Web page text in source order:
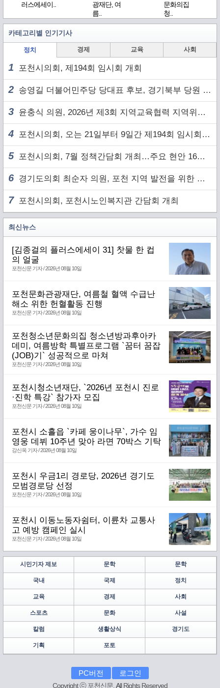
러스에세이..
광재단, 여
름..
문화의집
청..
카테고리별 인기기사
정치 경제 교육 사회
1 포천시의회, 제194회 임시회 개회
2 송영길 더불어민주당 당대표 후보, 경기북부 당원 및 2030 세대와 ‘소통 행보’
3 윤충식 의원, 2026년 제3회 지역교육협력 지역위원회 주재
4 포천시의회, 오는 21일부터 9일간 제194회 임시회 개회
5 포천시의회, 7월 정책간담회 개최…주요 현안 16건 점검
6 경기도의회 최순자 의원, 포천 지역 발전을 위한 정담회 개최
7포천시의회, 포천시노인복지관 간담회 개최
최신뉴스
[김종걸의 플러스에세이 31] 찻물 한 컵
의 얼굴
포천신문 기자 / 2026년 08월 10일
포천문화관광재단, 여름철 혈액 수급난
해소 위한 헌혈활동 진행
포천신문 기자 / 2026년 08월 10일
포천청소년문화의집 청소년방과후아카
데미, 여름방학 특별프로그램 `꿈터 꿈잡
(JOB)기` 성공적으로 마쳐
포천신문 기자 / 2026년 08월 10일
포천시청소년재단, `2026년 포천시 진로
·진학 특강` 참가자 모집
포천신문 기자 / 2026년 08월 10일
포천시 소흘읍 `카페 웅이나무`, 가수 임
영웅 데뷔 10주년 맞아 라면 70박스 기탁
강신옥 기자 / 2026년 08월 10일
포천시 우금1리 경로당, 2026년 경기도
모범경로당 선정
포천신문 기자 / 2026년 08월 10일
포천시 이동노동자쉼터, 이륜차 교통사
고 예방 캠페인 실시
포천신문 기자 / 2026년 08월 10일
시민기자 제보 문학 문학
국내 국제 정치
교육 경제 사회
스포츠 문화 사설
칼럼 생활상식 경기도
기획 포토
PC버전 로그인
Copyright ⓒ 포천신문. All Rights Reserved